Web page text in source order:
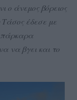
ο άνεμος βόρειος
έδεσε με
πάρκαρα
να βγει και το